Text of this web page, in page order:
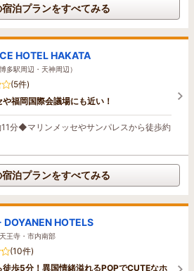
泊プランをすべてみる
HOTEL HAKATA
多駅周辺・天神周辺）
(5件)
福岡国際会議場にも近い！
分◆マリンメッセやサンパレスから徒歩約
泊プランをすべてみる
HOTELS
王寺・市内南部
(10件)
徒歩5分！異国情緒溢れるPOPでCUTEなホ